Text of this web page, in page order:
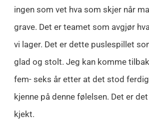
ingen som vet hva som skjer når
grave. Det er teamet som avgjør
vi lager. Det er dette puslespillet
glad og stolt. Jeg kan komme
fem- seks år etter at det stod
kjenne på denne følelsen. Det er
kjekt.